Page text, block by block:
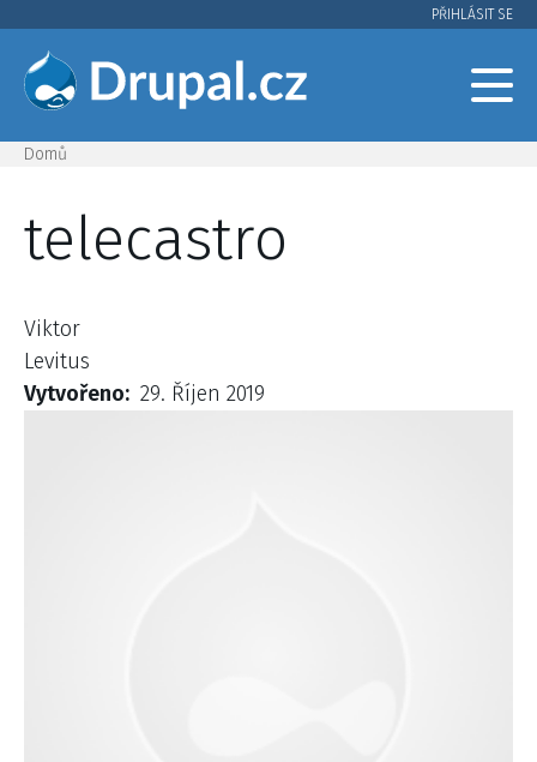
hlavnímu
obsahu
account
menu
PŘIHLÁSIT SE
navigace
Domů
telecastro
Viktor
Levitus
Vytvořeno
29. Říjen 2019